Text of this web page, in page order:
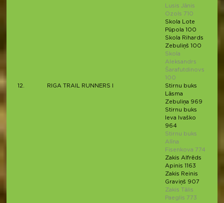
12. RIGA TRAIL RUNNERS I
Lusis Jānis
Ozols 710
Skola Lote
Pūpola 100
Skola Rihards
Zebuliņš 100
Skola
Aleksandrs
Šarafutdinovs
100
Stirnu buks
Lāsma
Zebuliņa 969
Stirnu buks
Ieva Ivaško
964
Stirnu buks
Alīna
Fisenkova 774
Zakis Alfrēds
Apinis 1163
Zakis Reinis
Graviņš 907
Zakis Tālis
Paeglis 773